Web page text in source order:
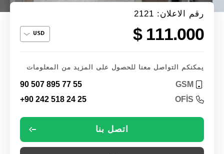
رقم الاعلان: 2121
111.000 $
يمكنكم التواصل معنا للحصول على المزيد من المعلومات
GSM
90 507 895 77 55
OFİS
+90 242 518 24 25
اتصل بنا